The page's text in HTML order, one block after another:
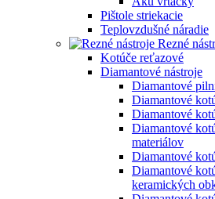
Pištole striekacie
Teplovzdušné náradie
Rezné
Kotúče reťazové
Diamantové nástroje
Diamantové
Diamantové
Diamantové
Diamantové
materiálov
Diamantové
Diamantové
keramických